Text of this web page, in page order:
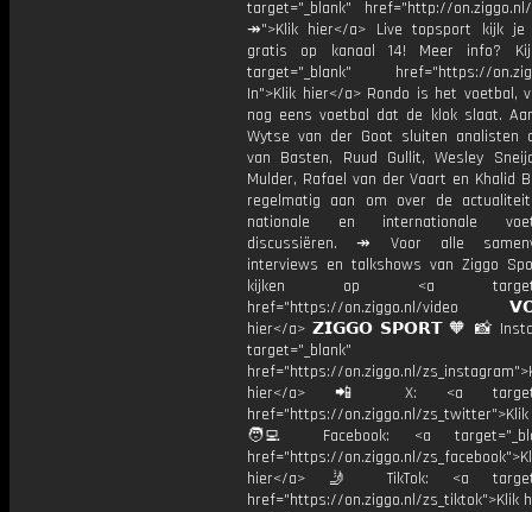
target="_blank" href="http://
↠">Klik hier</a> Live topsport kijk je
gratis op kanaal 14! Meer info?
target="_blank" href="https://
In">Klik hier</a> Rondo is het voetbal,
nog eens voetbal dat de klok slaat.
Wytse van der Goot sluiten analisten
van Basten, Ruud Gullit, Wesley
Mulder, Rafael van der Vaart en Khalid
regelmatig aan om over de
nationale en internationale
discussiëren. ↠ Voor alle
interviews en talkshows van Ziggo
kijken op <a
href="https://on.ziggo.nl/video
hier</a> 𝗭𝗜𝗚𝗚𝗢 𝗦𝗣𝗢𝗥𝗧 🧡 📸
target="_blank"
href="https://on.ziggo.nl/
hier</a> 📲 X: <a
href="https://on.ziggo.nl/
🧑‍💻 Facebook: <a
href="https://on.ziggo.nl/
hier</a> 🤳 TikTok: <a
href="https://on.ziggo.nl/zs_tiktok">Klik